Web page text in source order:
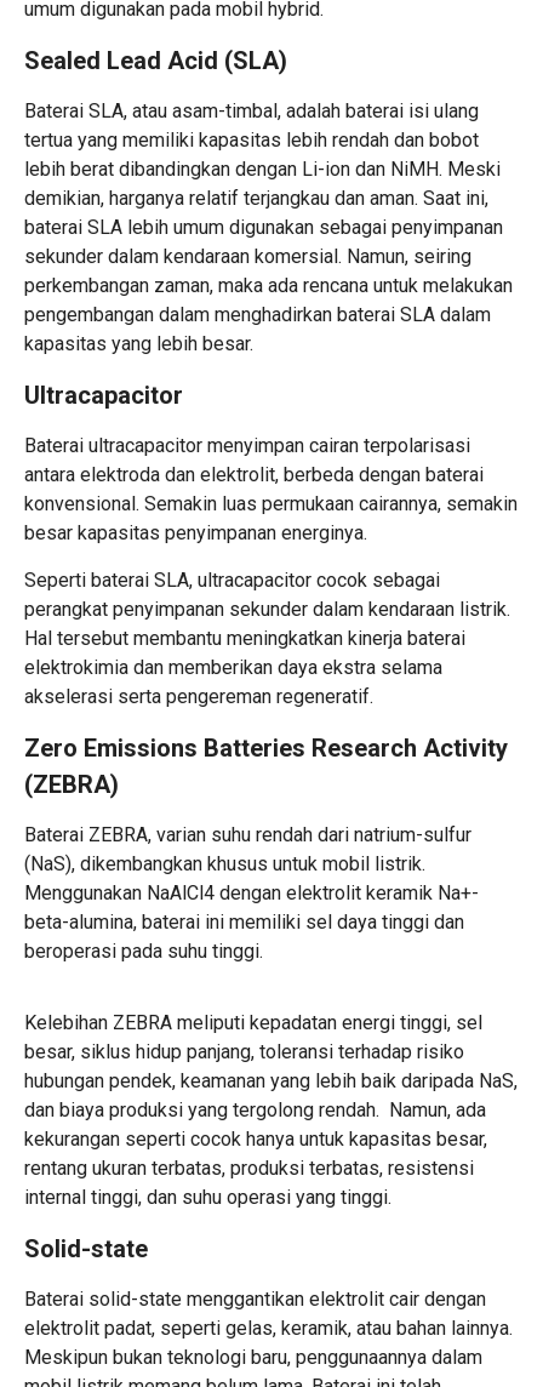
umum digunakan pada mobil hybrid.
Sealed Lead Acid (SLA)
Baterai SLA, atau asam-timbal, adalah baterai isi ulang
tertua yang memiliki kapasitas lebih rendah dan bobot
lebih berat dibandingkan dengan Li-ion dan NiMH. Meski
demikian, harganya relatif terjangkau dan aman. Saat ini,
baterai SLA lebih umum digunakan sebagai penyimpanan
sekunder dalam kendaraan komersial. Namun, seiring
perkembangan zaman, maka ada rencana untuk melakukan
pengembangan dalam menghadirkan baterai SLA dalam
kapasitas yang lebih besar.
Ultracapacitor
Baterai ultracapacitor menyimpan cairan terpolarisasi
antara elektroda dan elektrolit, berbeda dengan baterai
konvensional. Semakin luas permukaan cairannya, semakin
besar kapasitas penyimpanan energinya.
Seperti baterai SLA, ultracapacitor cocok sebagai
perangkat penyimpanan sekunder dalam kendaraan listrik.
Hal tersebut membantu meningkatkan kinerja baterai
elektrokimia dan memberikan daya ekstra selama
akselerasi serta pengereman regeneratif.
Zero Emissions Batteries Research Activity
(ZEBRA)
Baterai ZEBRA, varian suhu rendah dari natrium-sulfur
(NaS), dikembangkan khusus untuk mobil listrik.
Menggunakan NaAlCl4 dengan elektrolit keramik Na+-
beta-alumina, baterai ini memiliki sel daya tinggi dan
beroperasi pada suhu tinggi.
Kelebihan ZEBRA meliputi kepadatan energi tinggi, sel
besar, siklus hidup panjang, toleransi terhadap risiko
hubungan pendek, keamanan yang lebih baik daripada NaS,
dan biaya produksi yang tergolong rendah. Namun, ada
kekurangan seperti cocok hanya untuk kapasitas besar,
rentang ukuran terbatas, produksi terbatas, resistensi
internal tinggi, dan suhu operasi yang tinggi.
Solid-state
Baterai solid-state menggantikan elektrolit cair dengan
elektrolit padat, seperti gelas, keramik, atau bahan lainnya.
Meskipun bukan teknologi baru, penggunaannya dalam